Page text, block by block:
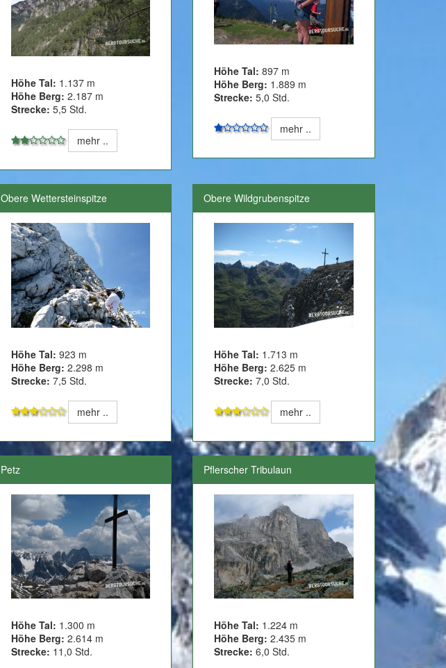
Höhe Tal: 1.137 m
Höhe Berg: 2.187 m
Strecke: 5,5 Std.
mehr ..
Höhe Tal:897 m
Höhe Berg: 1.889 m
Strecke: 5,0 Std.
mehr ..
Obere Wettersteinspitze
Höhe Tal: 923 m
Höhe Berg: 2.298 m
Strecke: 7,5 Std.
mehr ..
Obere Wildgrubenspitze
Höhe Tal: 1.713 m
Höhe Berg: 2.625 m
Strecke: 7,0 Std.
mehr ..
Petz
Höhe Tal: 1.300 m
Höhe Berg: 2.614 m
Strecke: 11,0 Std.
Pflerscher Tribulaun
Höhe Tal: 1.224 m
Höhe Berg: 2.435 m
Strecke: 6,0 Std.